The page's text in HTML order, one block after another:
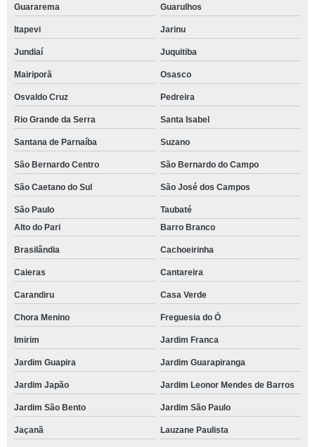
Guararema Guarulhos
Itapevi Jarinu
Jundiaí Juquitiba
Mairiporã Osasco
Osvaldo Cruz Pedreira
Rio Grande da Serra Santa Isabel
Santana de Parnaíba Suzano
São Bernardo Centro São Bernardo do Campo
São Caetano do Sul São José dos Campos
São Paulo
Taubaté
Alto do Pari
Barro Branco
Brasilândia Cachoeirinha
Caieras Cantareira
Carandiru Casa Verde
Chora Menino Freguesia do Ó
Imirim Jardim Franca
Jardim Guapira Jardim Guarapiranga
Jardim Japão Jardim Leonor Mendes de Barros
Jardim São Bento Jardim São Paulo
Jaçanã Lauzane Paulista